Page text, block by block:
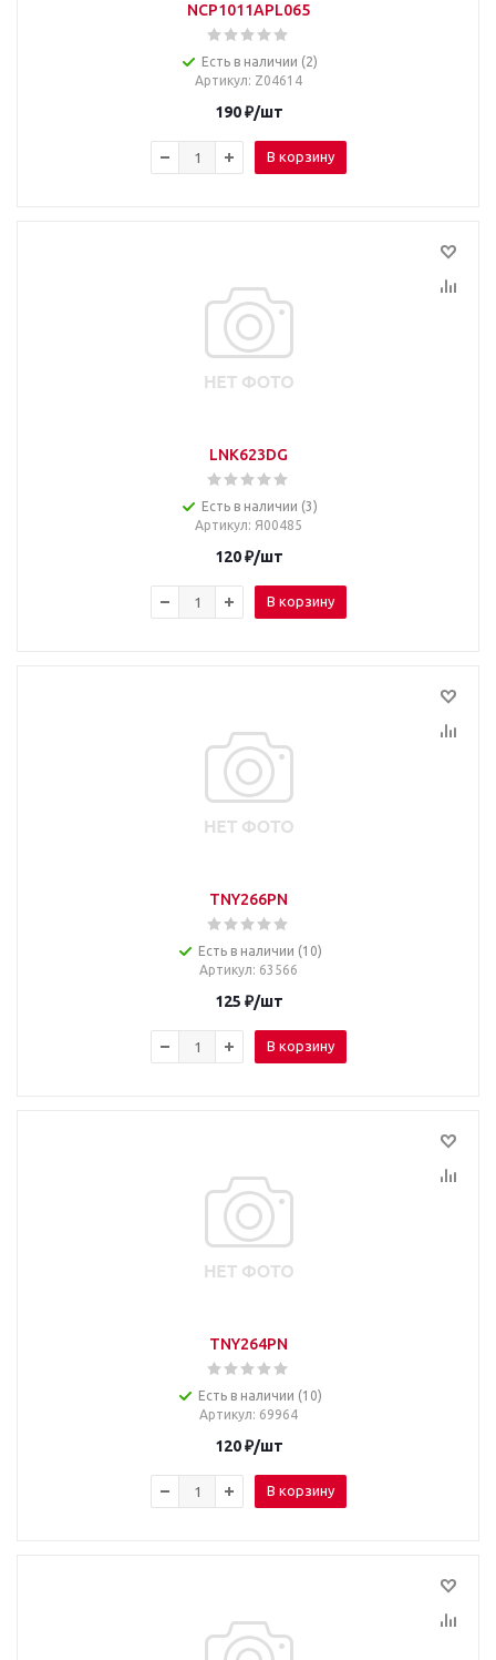
NCP1011APL065
Есть в наличии (2)
Артикул: Z04614
190₽/шт
В корзину
LNK623DG
Есть в наличии (3)
Артикул: Я00485
120₽/шт
В корзину
TNY266PN
Есть в наличии (10)
Артикул: 63566
125 ₽/шт
В корзину
TNY264PN
Есть в наличии (10)
Артикул: 69964
120₽/шт
В корзину